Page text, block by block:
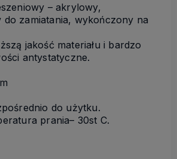
– akrylowy,
zamiatania, wykończony na
jakość materiału i bardzo
antystatyczne.
do użytku.
prania– 30st C.